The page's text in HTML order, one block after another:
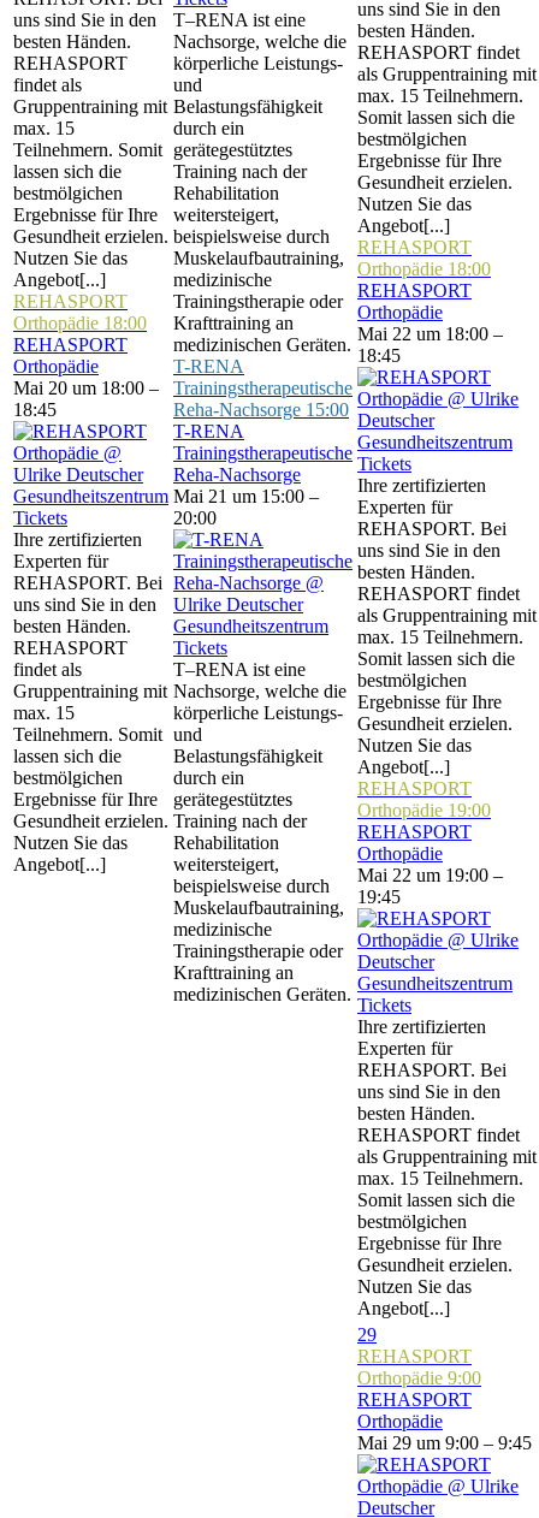
uns sind Sie in den
besten Händen.
REHASPORT
findet als
Gruppentraining mit
max. 15
Teilnehmern. Somit
lassen sich die
bestmölgichen
Ergebnisse für Ihre
Gesundheit erzielen.
Nutzen Sie das
Angebot[...]
REHASPORT
Orthopädie 18:00
REHASPORT
Orthopädie
Mai 20 um 18:00 –
18:45
Tickets
Ihre zertifizierten
Experten für
REHASPORT. Bei
uns sind Sie in den
besten Händen.
REHASPORT
findet als
Gruppentraining mit
max. 15
Teilnehmern. Somit
lassen sich die
bestmölgichen
Ergebnisse für Ihre
Gesundheit erzielen.
Nutzen Sie das
Angebot[...]
T–RENA ist eine
Nachsorge, welche die
körperliche Leistungs-
und
Belastungsfähigkeit
durch ein
gerätegestütztes
Training nach der
Rehabilitation
weitersteigert,
beispielsweise durch
Muskelaufbautraining,
medizinische
Trainingstherapie oder
Krafttraining an
medizinischen Geräten.
T-RENA
Trainingstherapeutische
Reha-Nachsorge 15:00
T-RENA
Trainingstherapeutische
Reha-Nachsorge
Mai 21 um 15:00 –
20:00
Tickets
T–RENA ist eine
Nachsorge, welche die
körperliche Leistungs-
und
Belastungsfähigkeit
durch ein
gerätegestütztes
Training nach der
Rehabilitation
weitersteigert,
beispielsweise durch
Muskelaufbautraining,
medizinische
Trainingstherapie oder
Krafttraining an
medizinischen Geräten.
uns sind Sie in den
besten Händen.
REHASPORT findet
als Gruppentraining mit
max. 15 Teilnehmern.
Somit lassen sich die
bestmölgichen
Ergebnisse für Ihre
Gesundheit erzielen.
Nutzen Sie das
Angebot[...]
REHASPORT
Orthopädie 18:00
REHASPORT
Orthopädie
Mai 22 um 18:00 –
18:45
Tickets
Ihre zertifizierten
Experten für
REHASPORT. Bei
uns sind Sie in den
besten Händen.
REHASPORT findet
als Gruppentraining mit
max. 15 Teilnehmern.
Somit lassen sich die
bestmölgichen
Ergebnisse für Ihre
Gesundheit erzielen.
Nutzen Sie das
Angebot[...]
REHASPORT
Orthopädie 19:00
REHASPORT
Orthopädie
Mai 22 um 19:00 –
19:45
Tickets
Ihre zertifizierten
Experten für
REHASPORT. Bei
uns sind Sie in den
besten Händen.
REHASPORT findet
als Gruppentraining mit
max. 15 Teilnehmern.
Somit lassen sich die
bestmölgichen
Ergebnisse für Ihre
Gesundheit erzielen.
Nutzen Sie das
Angebot[...]
29
REHASPORT
Orthopädie 9:00
REHASPORT
Orthopädie
Mai 29 um 9:00 – 9:45